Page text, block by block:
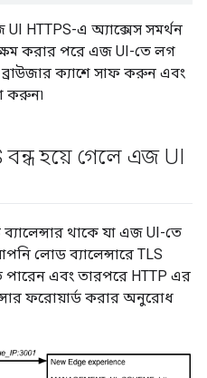
HTTPS-এ অ্যাক্সেস সমর্থন
করার পরে এজ UI-তে লগ
ক্যাশে সাফ করুন এবং
করুন৷
বন্ধ হয়ে গেলে এজ UI
থাকে যা এজ UI-তে
লোড ব্যালেন্সারে TLS
পারেন এবং তারপরে HTTP এর
ফরোয়ার্ড করার অনুরোধ